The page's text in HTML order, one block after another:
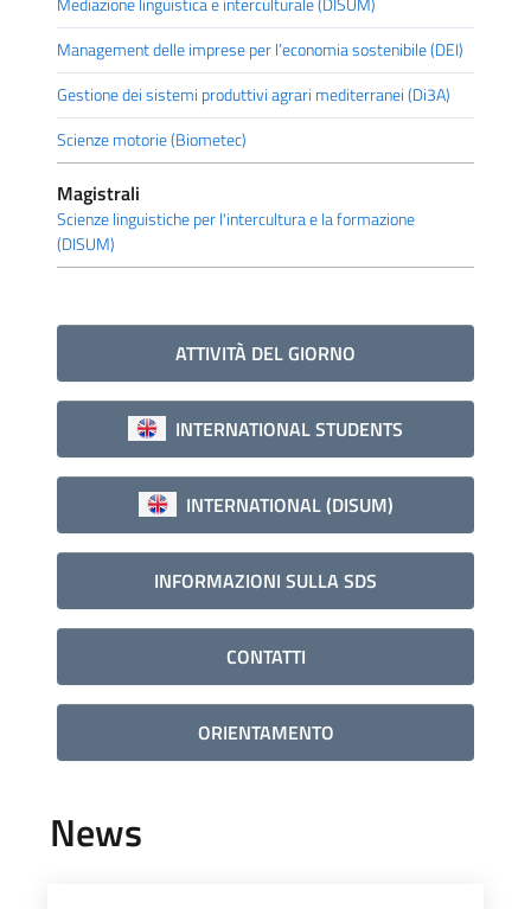
Management delle imprese per l’economia sostenibile (DEI)
Gestione dei sistemi produttivi agrari mediterranei (Di3A)
Scienze motorie (Biometec)
Magistrali
Scienze linguistiche per l'intercultura e la formazione
(DISUM)
ATTIVITÀ DEL GIORNO
INTERNATIONAL STUDENTS
INTERNATIONAL (DISUM)
INFORMAZIONI SULLA SDS
CONTATTI
ORIENTAMENTO
News